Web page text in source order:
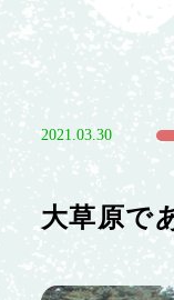
2021.03.30
大草原で